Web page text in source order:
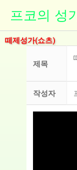
츠
로
프코의 성
떼제성가(쇼츠)
제목
작성자